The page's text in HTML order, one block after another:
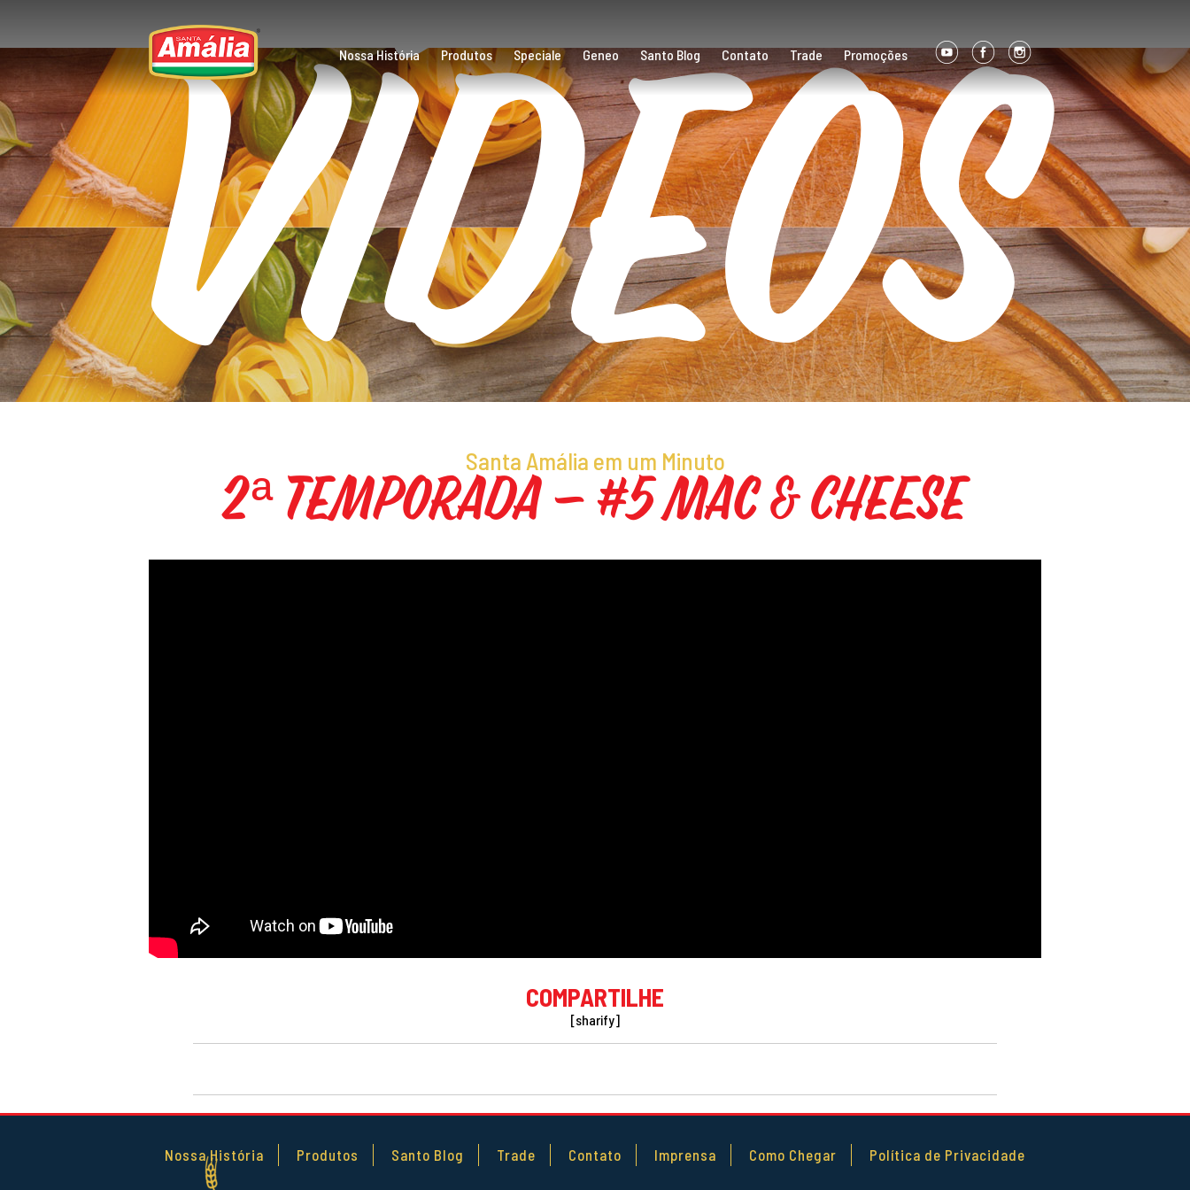
content
Nossa História Produtos Speciale Geneo Santo Blog Contato Trade Promoções
Vídeos
Santa Amália em um Minuto
2ª Temporada – #5 Mac & Cheese
COMPARTILHE
[sharify]
Nossa História Produtos Santo Blog Trade Contato Imprensa Como Chegar Política de Privacidade